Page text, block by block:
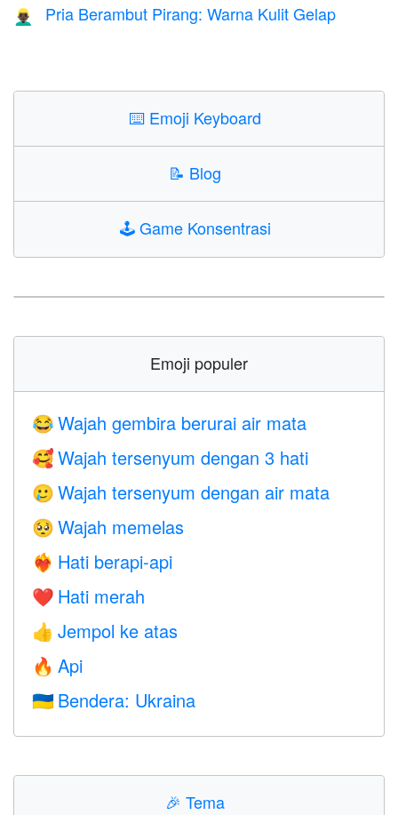
👱🏿‍♂️ Pria Berambut Pirang: Warna Kulit Gelap
⌨️ Emoji Keyboard
📝 Blog
🕹️Game Konsentrasi
Emoji populer
😂 Wajah gembira berurai air mata
🥰 Wajah tersenyum dengan 3 hati
🥲 Wajah tersenyum dengan air mata
🥺 Wajah memelas
❤️‍🔥 Hati berapi-api
❤️ Hati merah
👍 Jempol ke atas
🔥 Api
🇺🇦 Bendera: Ukraina
🎉 Tema